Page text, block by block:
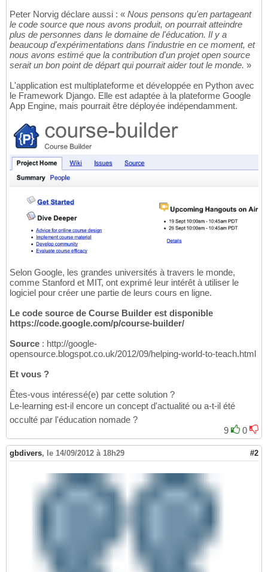
Peter Norvig déclare aussi : « Nous pensons qu'en partageant
le code source que nous avons produit, on pourrait atteindre
plus de personnes dans le domaine de l'éducation. Il y a
beaucoup d'expérimentations dans l'industrie en ce moment, et
nous avons estimé que la contribution d'un projet open source
serait un bon point de départ qui pourrait aider tout le monde. »
L'application est multiplateforme et développée en Python avec
le Framework Django. Elle est adaptée à la plateforme Google
App Engine, mais pourrait être déployée indépendamment.
Selon Google, les grandes universités à travers le monde,
comme Stanford et MIT, ont exprimé leur intérêt à utiliser le
logiciel pour créer une partie de leurs cours en ligne.
Le code source de Course Builder est disponible
https://code.google.com/p/course-builder/
Source : http://google-
opensource.blogspot.co.uk/2012/09/helping-world-to-teach.html
Et vous ?
Êtes-vous intéressé(e) par cette solution ?
Le-learning est-il encore un concept d'actualité ou a-t-il été
occulté par l'éducation nomade ?
9
0
gbdivers, le 14/09/2012 à 18h29 #2